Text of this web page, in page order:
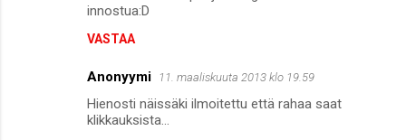
innostua:D
VASTAA
Anonyymi 11. maaliskuuta 2013 klo 19.59
Hienosti näissäki ilmoitettu että rahaa saat
klikkauksista...